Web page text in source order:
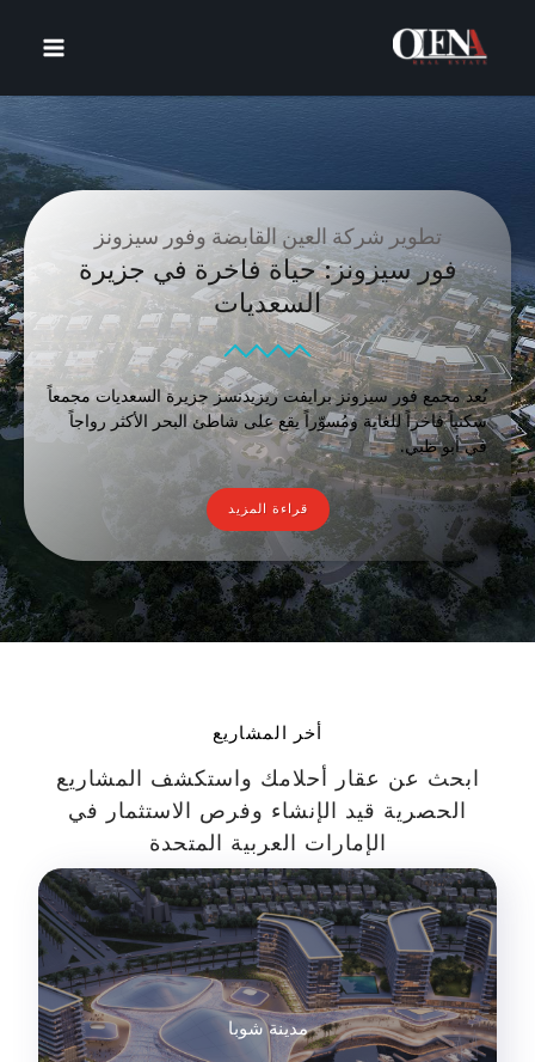
المحتوى
تطوير شركة العين القابضة وفور سيزونز
فور سيزونز: حياة فاخرة في جزيرة
السعديات
يُعد مجمع فور سيزونز برايفت ريزيدنسز جزيرة السعديات مجمعاً
سكنياً فاخراً للغاية ومُسوّراً يقع على شاطئ البحر الأكثر رواجاً
في أبو ظبي.
قراءة المزيد
أخر المشاريع
ابحث عن عقار أحلامك واستكشف المشاريع
الحصرية قيد الإنشاء وفرص الاستثمار في
الإمارات العربية المتحدة
مدينة شوبا